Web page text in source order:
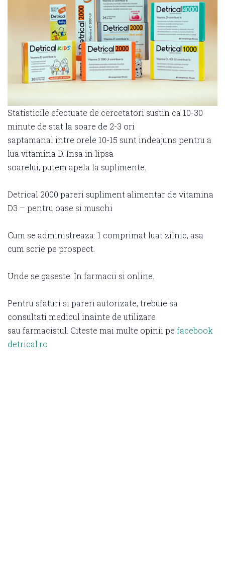
Statisticile efectuate de cercetatori sustin ca 10-30
minute de stat la soare de 2-3 ori
saptamanal intre orele 10-15 sunt indeajuns pentru a
lua vitamina D. Insa in lipsa
soarelui, putem apela la suplimente.
Detrical 2000 pareri supliment alimentar de vitamina
D3 – pentru oase si muschi
Cum se administreaza: 1 comprimat luat zilnic, asa
cum scrie pe prospect.
Unde se gaseste: In farmacii si online.
Pentru sfaturi si pareri autorizate, trebuie sa
consultati medicul inainte de utilizare
sau farmacistul. Citeste mai multe opinii pe facebook
detrical.ro